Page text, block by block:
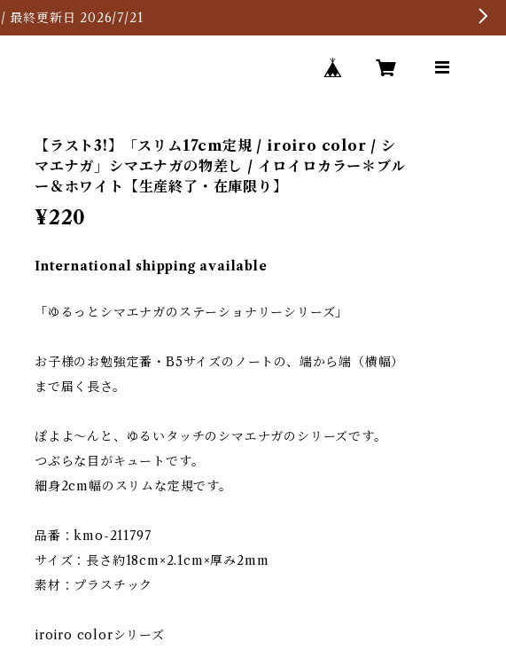
最終更新日 2026/7/21
【ラスト3!】「スリム17cm定規 / iroiro color / シ
マエナガ」シマエナガの物差し / イロイロカラー＊ブル
ー＆ホワイト【生産終了・在庫限り】
¥220
International shipping available
「ゆるっとシマエナガのステーショナリーシリーズ」
お子様のお勉強定番・B5サイズのノートの、端から端（横幅）
まで届く長さ。
ぽよよ〜んと、ゆるいタッチのシマエナガのシリーズです。
つぶらな目がキュートです。
細身2cm幅のスリムな定規です。
品番：kmo-211797
サイズ：長さ約18cm×2.1cm×厚み2mm
素材：プラスチック
iroiro colorシリーズ